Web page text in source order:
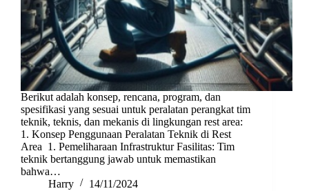
Berikut adalah konsep, rencana, program, dan
spesifikasi yang sesuai untuk peralatan perangkat tim
teknik, teknis, dan mekanis di lingkungan rest area:
1. Konsep Penggunaan Peralatan Teknik di Rest
Area 1. Pemeliharaan Infrastruktur Fasilitas: Tim
teknik bertanggung jawab untuk memastikan
bahwa…
Harry
14/11/2024